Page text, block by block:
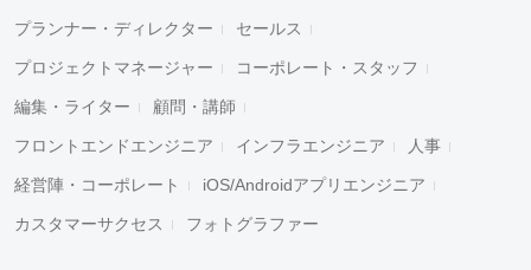
プランナー・ディレクター セールス
プロジェクトマネージャー コーポレート・スタッフ
編集・ライター 顧問・講師
フロントエンドエンジニア インフラエンジニア 人事
経営陣・コーポレート iOS/Androidアプリエンジニア
カスタマーサクセス フォトグラファー